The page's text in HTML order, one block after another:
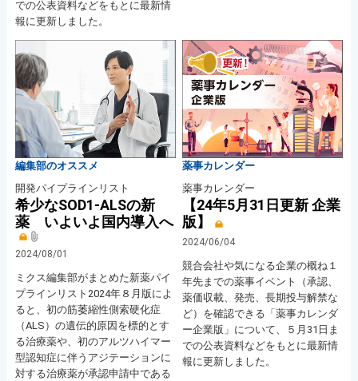
での公表資料などをもとに最新情
報に更新しました。
編集部のオススメ
開発パイプラインリスト
希少なSOD1-ALSの新
薬 いよいよ国内導入へ
2024/08/01
ミクス編集部がまとめた新薬パイ
プラインリスト2024年８月版によ
ると、初の筋萎縮性側索硬化症
（ALS）の遺伝的原因を標的とす
る治療薬や、初のアルツハイマー
型認知症に伴うアジテーションに
対する治療薬が承認申請中である
薬事カレンダー
薬事カレンダー
【24年5月31日更新 企業
版】
2024/06/04
競合会社や気になる企業の概ね１
年先までの薬事イベント（承認、
薬価収載、発売、長期投与解禁な
ど）を確認できる「薬事カレンダ
ー企業版」について、５月31日ま
での公表資料などをもとに最新情
報に更新しました。